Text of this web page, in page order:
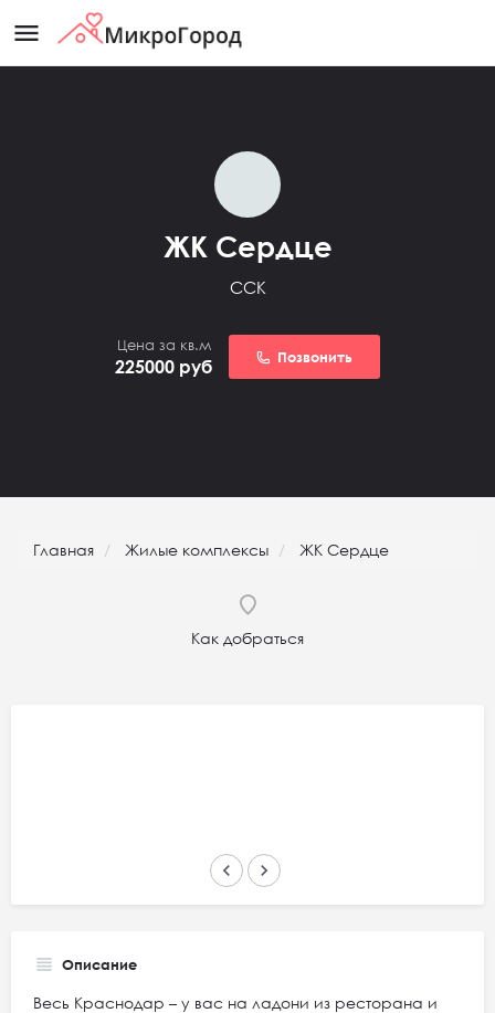
menu
ЖК Сердце
ССК
Цена за кв.м
225000 руб Позвонить
Главная Жилые комплексы ЖК Сердце
Как добраться
keyboard_arrow_left keyboard_arrow_right
Описание
Весь Краснодар – у вас на ладони из ресторана и